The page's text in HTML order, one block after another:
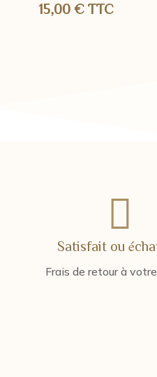
15,00€ TTC

Satisfait ou
Frais de retour à